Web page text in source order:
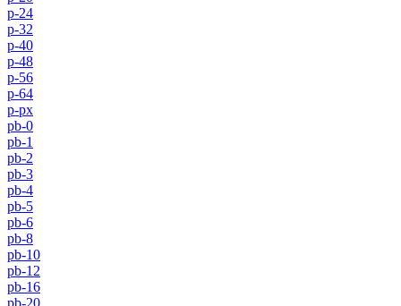
p-24
p-32
p-40
p-48
p-56
p-64
p-px
pb-0
pb-1
pb-2
pb-3
pb-4
pb-5
pb-6
pb-8
pb-10
pb-12
pb-16
pb-20